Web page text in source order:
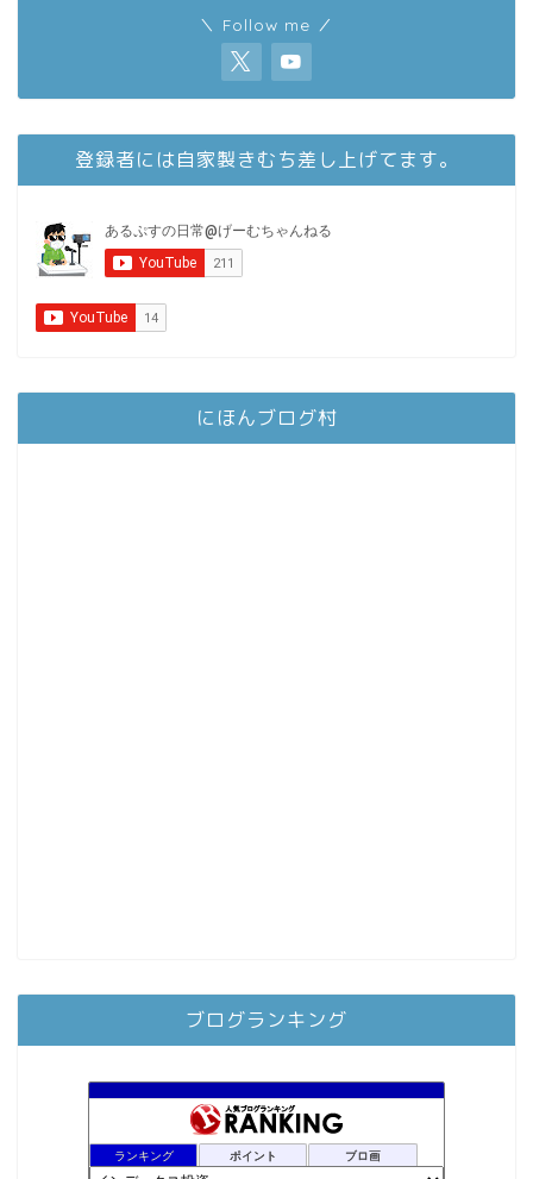
＼ Follow me ／
登録者には自家製きむち差し上げてます。
にほんブログ村
ブログランキング
ランキング ポイント ブロ画